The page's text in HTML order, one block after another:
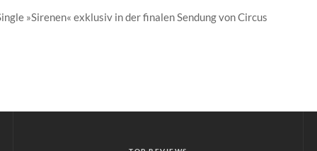
»Sirenen« exklusiv in der finalen Sendung von Circus